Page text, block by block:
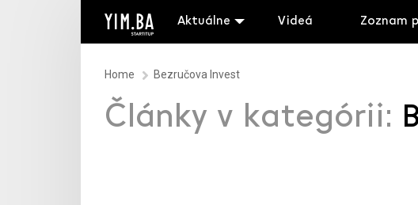
Aktuálne Videá Zoznam
Home Bezručova Invest
Články v kategórii: